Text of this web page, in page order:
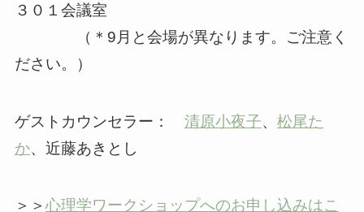
３０１会議室
（＊9月と会場が異なります。ご注意く
ださい。）
ゲストカウンセラー： 清原小夜子、 松尾た
か、近藤あきとし
＞＞ 心理学ワークショップへのお申し込みはこ